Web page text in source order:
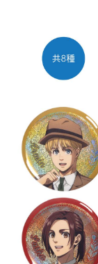
配送毎にNT$65、
(不開放使用，請勿
配送毎にNT$9,999
配送毎にNT$65、
付款後7-11取貨
配送毎にNT$65、
宅配-木棉花樂園專用
配送毎にNT$100
宅配-離島(澎湖/金
配送毎にNT$220